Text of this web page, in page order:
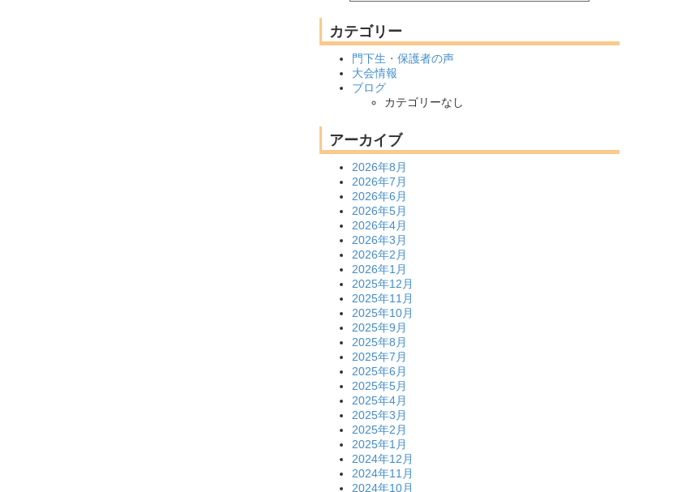
カテゴリー
門下生・保護者の声
大会情報
ブログ
カテゴリーなし
アーカイブ
2026年8月
2026年7月
2026年6月
2026年5月
2026年4月
2026年3月
2026年2月
2026年1月
2025年12月
2025年11月
2025年10月
2025年9月
2025年8月
2025年7月
2025年6月
2025年5月
2025年4月
2025年3月
2025年2月
2025年1月
2024年12月
2024年11月
2024年10月